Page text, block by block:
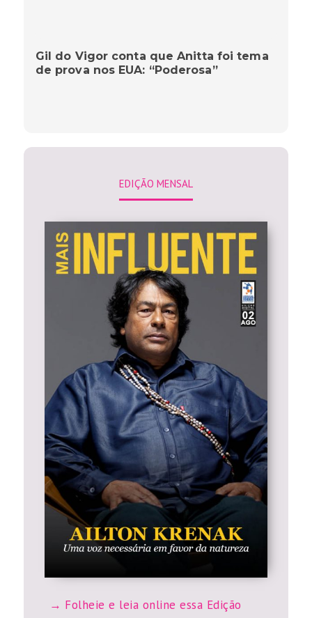
Gil do Vigor conta que Anitta foi tema
de prova nos EUA: “Poderosa”
EDIÇÃO MENSAL
Folheie e leia online essa Edição